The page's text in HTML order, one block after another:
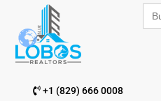
+1 (829) 666 0008